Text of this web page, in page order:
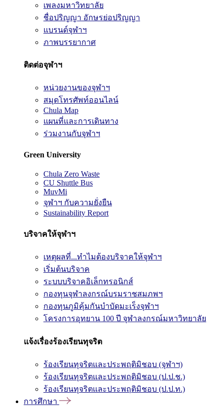
เพลงมหาวิทยาลัย
ชื่อปริญญา อักษรย่อปริญญา
แบรนด์จุฬาฯ
ภาพบรรยากาศ
ติดต่อจุฬาฯ
หน่วยงานของจุฬาฯ
สมุดโทรศัพท์ออนไลน์
Chula Map
แผนที่และการเดินทาง
ร่วมงานกับจุฬาฯ
Green University
Chula Zero Waste
CU Shuttle Bus
MuvMi
จุฬาฯ กับความยั่งยืน
Sustainability Report
บริจาคให้จุฬาฯ
เหตุผลที่...ทำไมต้องบริจาคให้จุฬาฯ
เริ่มต้นบริจาค
ระบบบริจาคอิเล็กทรอนิกส์
กองทุนจุฬาลงกรณ์บรมราชสมภพฯ
กองทุนภูมิคุ้มกันบำบัดมะเร็งจุฬาฯ
โครงการอุทยาน 100 ปี จุฬาลงกรณ์มหาวิทยาลัย
แจ้งเรื่องร้องเรียนทุจริต
ร้องเรียนทุจริตและประพฤติมิชอบ (จุฬาฯ)
ร้องเรียนทุจริตและประพฤติมิชอบ (ป.ป.ช.)
ร้องเรียนทุจริตและประพฤติมิชอบ (ป.ป.ท.)
การศึกษา